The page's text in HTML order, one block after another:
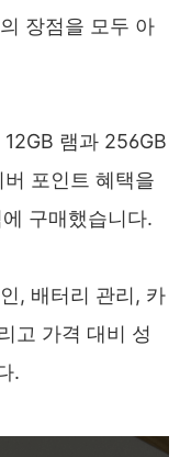
장점을 모두 아
램과 256GB
포인트 혜택을
구매했습니다.
, 배터리 관리, 카
고 가격 대비 성
.